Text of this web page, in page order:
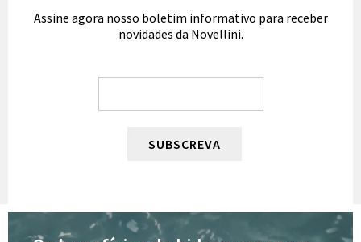
Assine agora nosso boletim informativo para receber
novidades da Novellini.
SUBSCREVA